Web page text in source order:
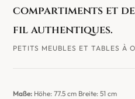
compartiments et
fil authentiques.
PETITS MEUBLES ET TABLES À
Maße: Höhe: 77.5 cm Breite: 51 cm